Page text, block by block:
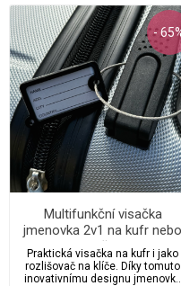
-
Multifunkční visačka
jmenovka 2v1 na kufr nebo
klíče
Praktická visačka na kufr i jako
rozlišovač na klíče. Díky tomuto
inovativnímu designu jmenovky